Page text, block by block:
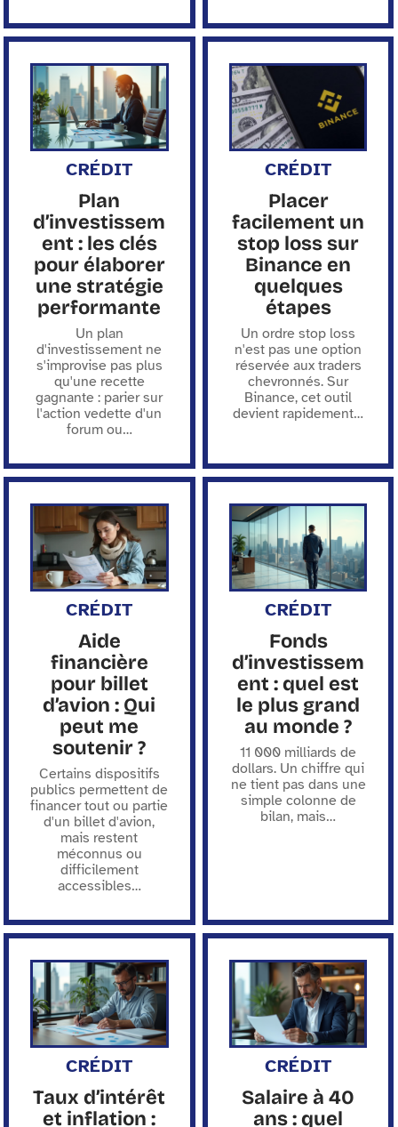
CRÉDIT
Plan
d’investissem
ent : les clés
pour élaborer
une stratégie
performante
Un plan
d'investissement ne
s'improvise pas plus
qu'une recette
gagnante : parier sur
l'action vedette d'un
forum ou…
CRÉDIT
Placer
facilement un
stop loss sur
Binance en
quelques
étapes
Un ordre stop loss
n'est pas une option
réservée aux traders
chevronnés. Sur
Binance, cet outil
devient rapidement…
CRÉDIT
Aide
financière
pour billet
d’avion : Qui
peut me
soutenir ?
Certains dispositifs
publics permettent de
financer tout ou partie
d'un billet d'avion,
mais restent
méconnus ou
difficilement
accessibles…
CRÉDIT
Fonds
d’investissem
ent : quel est
le plus grand
au monde ?
11 000 milliards de
dollars. Un chiffre qui
ne tient pas dans une
simple colonne de
bilan, mais…
CRÉDIT
Taux d’intérêt
et inflation :
CRÉDIT
Salaire à 40
ans : quel